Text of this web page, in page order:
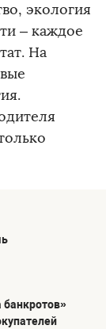
экология
– каждое
На